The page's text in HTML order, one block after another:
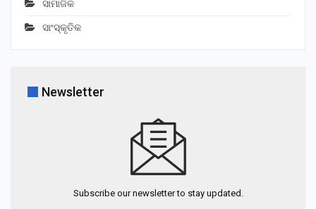
ସାମାଜିକ
ସାଂସ୍କୃତିକ
Newsletter
Subscribe our newsletter to stay updated.